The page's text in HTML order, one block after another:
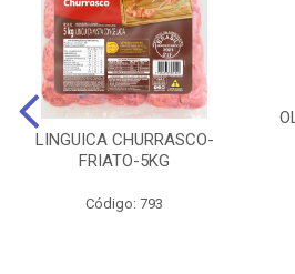
LINGUICA CHURRASCO-
FRIATO-5KG
Código: 793